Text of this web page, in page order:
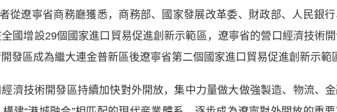
遼寧省商務廳獲悉，商務部、國家發展改革委、財政部、人民銀行
國增設29個國家進口貿易促進創新示範區， 遼寧省的營口經濟技術
發區成為繼大連金普新區後遼寧省第二個國家進口貿易促進創新示範
技術開發區持續加快對外開放，集中力量做大做強製造、物流、金